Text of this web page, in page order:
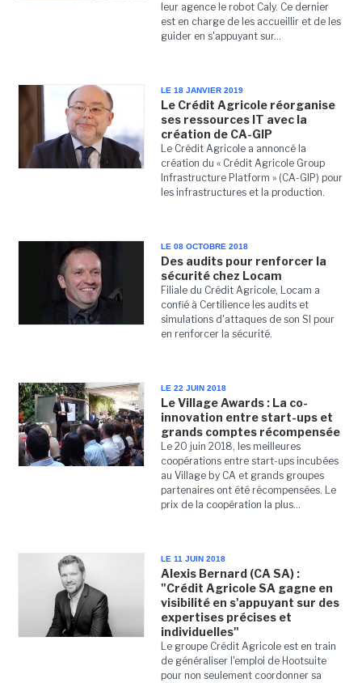
leur agence le robot Caly. Ce dernier
est en charge de les accueillir et de les
guider en s'appuyant sur...
LE 18 JANVIER 2019
Le Crédit Agricole réorganise
ses ressources IT avec la
création de CA-GIP
Le Crédit Agricole a annoncé la
création du « Crédit Agricole Group
Infrastructure Platform » (CA-GIP) pour
les infrastructures et la production.
LE 08 OCTOBRE 2018
Des audits pour renforcer la
sécurité chez Locam
Filiale du Crédit Agricole, Locam a
confié à Certilience les audits et
simulations d'attaques de son SI pour
en renforcer la sécurité.
LE 22 JUIN 2018
Le Village Awards : La co-
innovation entre start-ups et
grands comptes récompensée
Le 20 juin 2018, les meilleures
coopérations entre start-ups incubées
au Village by CA et grands groupes
partenaires ont été récompensées. Le
prix de la coopération la plus...
LE 11 JUIN 2018
Alexis Bernard (CA SA) :
"Crédit Agricole SA gagne en
visibilité en s'appuyant sur des
expertises précises et
individuelles"
Le groupe Crédit Agricole est en train
de généraliser l'emploi de Hootsuite
pour non seulement coordonner sa